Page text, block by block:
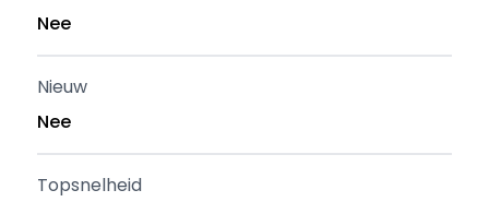
Nee
Nieuw
Nee
Topsnelheid